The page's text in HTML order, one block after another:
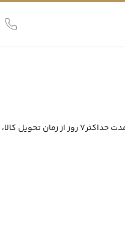
ظرف مدت حداکثر7 روز از